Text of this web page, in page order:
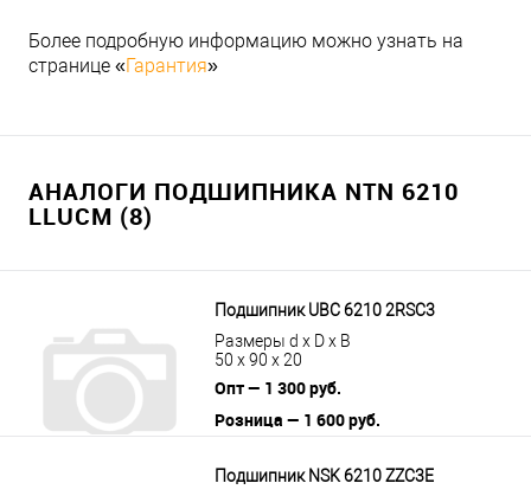
Более подробную информацию можно узнать на
странице «Гарантия»
АНАЛОГИ ПОДШИПНИКА NTN 6210
LLUCM (8)
Подшипник UBC 6210 2RSС3
Размеры d x D x B
50 x 90 x 20
Опт — 1 300 руб.
Розница — 1 600 руб.
Подшипник NSK 6210 ZZC3E